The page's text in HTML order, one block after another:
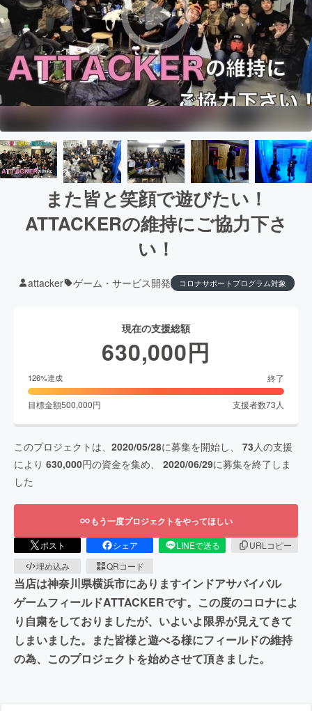
また皆と笑顔で遊びたい！
ATTACKERの維持にご協力下さ
い！
attacker ゲーム・サービス開発 コロナサポートプログラム対象
現在の支援総額
630,000円
126%達成 終了
目標金額500,000円 支援者数73 人
このプロジェクトは、 2020/05/28に募集を開始し、 73 人の支援
により 630,000円の資金を集め、 2020/06/29に募集を終了しま
した
もう一度プロジェクトをやってほしい
ポスト シェア LINEで送る
URLコピー
埋め込み
QRコード
当店は神奈川県横浜市にありますインドアサバイバル
ゲームフィールドATTACKERです。この度のコロナによ
り自粛をしておりましたが、いよいよ限界が見えてきて
しまいました。また皆様と遊べる様にフィールドの維持
の為、このプロジェクトを始めさせて頂きました。